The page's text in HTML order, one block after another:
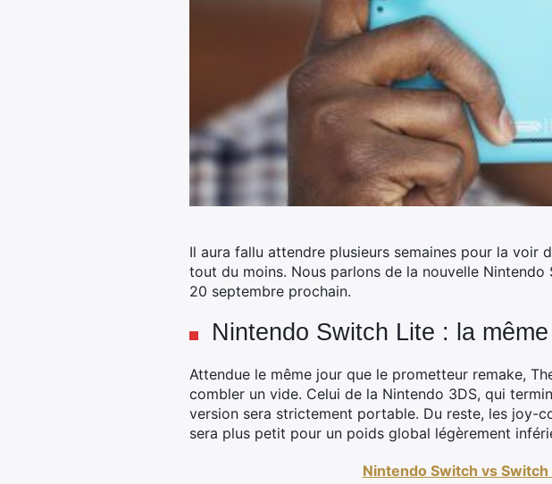
Il aura fallu attendre plusieurs semaines pour la voir
tout du moins. Nous parlons de la nouvelle
20 septembre prochain.
Nintendo Switch Lite : la
Attendue le même jour que le prometteur remake,
combler un vide. Celui de la Nintendo 3DS, qui
version sera strictement portable. Du reste, les joy-
sera plus petit pour un poids global légèrement
Nintendo Switch vs